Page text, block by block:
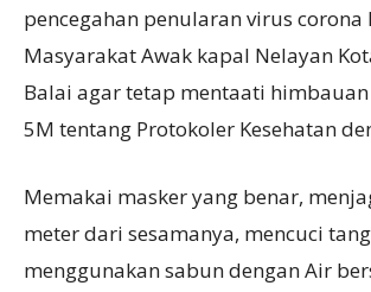
pencegahan penularan virus corona
Masyarakat Awak kapal Nelayan
Balai agar tetap mentaati
5M tentang Protokoler Kesehatan
Memakai masker yang benar,
meter dari sesamanya, mencuci
menggunakan sabun dengan Air